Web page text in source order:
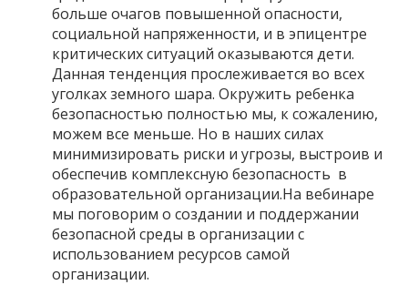
больше очагов повышенной опасности,
социальной напряженности, и в эпицентре
критических ситуаций оказываются дети.
Данная тенденция прослеживается во всех
уголках земного шара. Окружить ребенка
безопасностью полностью мы, к сожалению,
можем все меньше. Но в наших силах
минимизировать риски и угрозы, выстроив и
обеспечив комплексную безопасность в
образовательной организации.На вебинаре
мы поговорим о создании и поддержании
безопасной среды в организации с
использованием ресурсов самой
организации.